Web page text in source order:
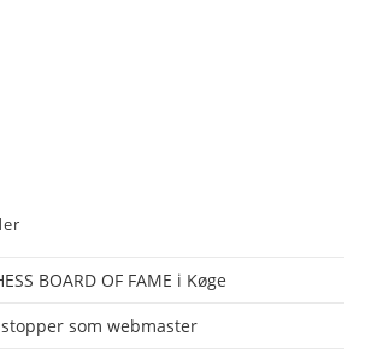
BOARD OF FAME i Køge
som webmaster